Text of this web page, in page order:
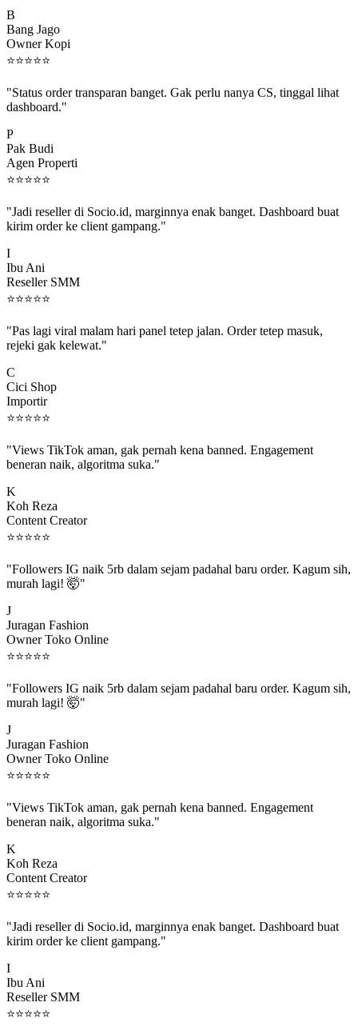
Bang Jago
Owner Kopi
⭐⭐⭐⭐⭐
dashboard."
Pak Budi
Agen Properti
⭐⭐⭐⭐⭐
kirim order ke client gampang."
Ibu Ani
Reseller SMM
⭐⭐⭐⭐⭐
rejeki gak kelewat."
Cici Shop
Importir
⭐⭐⭐⭐⭐
beneran naik, algoritma suka."
Koh Reza
Content Creator
⭐⭐⭐⭐⭐
murah lagi! 🤯"
Juragan Fashion
Owner Toko Online
⭐⭐⭐⭐⭐
murah lagi! 🤯"
Juragan Fashion
Owner Toko Online
⭐⭐⭐⭐⭐
beneran naik, algoritma suka."
Koh Reza
Content Creator
⭐⭐⭐⭐⭐
kirim order ke client gampang."
Ibu Ani
Reseller SMM
⭐⭐⭐⭐⭐